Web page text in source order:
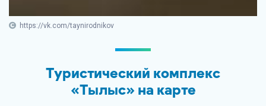
https://vk.com/taynirodnikov
Туристический комплекс
«Тылыс» на карте